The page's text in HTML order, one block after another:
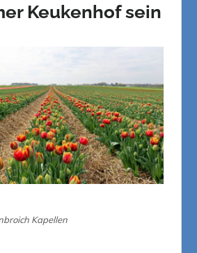
Keukenhof sein
Kapellen